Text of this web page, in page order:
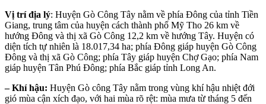
Vị trí địa lý: Huyện Gò Công Tây nằm về phía Đông của tỉnh Tiền
Giang, trung tâm của huyện cách thành phố Mỹ Tho 26 km về
hướng Đông và thị xã Gò Công 12,2 km về hướng Tây. Huyện có
diện tích tự nhiên là 18.017,34 ha; phía Đông giáp huyện Gò Công
Đông và thị xã Gò Công; phía Tây giáp huyện Chợ Gạo; phía Nam
giáp huyện Tân Phú Đông; phía Bắc giáp tỉnh Long An.
– Khí hậu: Huyện Gò công Tây nằm trong vùng khí hậu nhiệt đới
gió mùa cận xích đạo, với hai mùa rõ rệt: mùa mưa từ tháng 5 đến